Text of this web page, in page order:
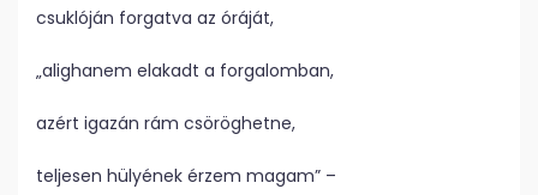
csuklóján forgatva az óráját,
„alighanem elakadt a forgalomban,
azért igazán rám csöröghetne,
teljesen hülyének érzem magam” –